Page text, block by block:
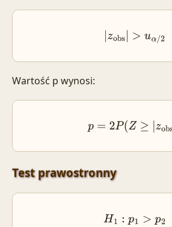
|zobs |> uα/2
Wartość p wynosi:
p= 2P(Z≥|zobs|)
Test prawostronny
H 1 p1 >p 2